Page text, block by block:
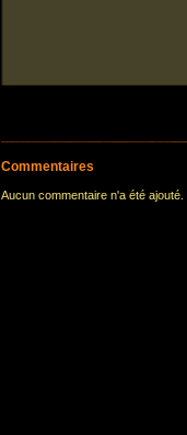
Commentaires
Aucun commentaire n'a été